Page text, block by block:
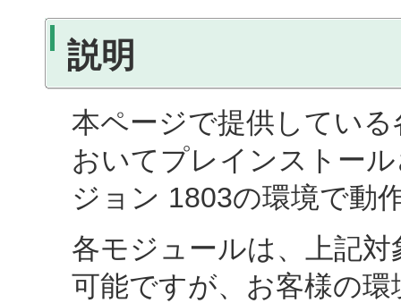
説明
本ページで提供してい
おいてプレインストー
ジョン 1803の環境で動
各モジュールは、上記
可能ですが、お客様の